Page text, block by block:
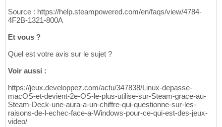
Source : https://help.steampowered.com/en/faqs/view/4784-
4F2B-1321-800A
Et vous ?
Quel est votre avis sur le sujet ?
Voir aussi :
https://jeux.developpez.com/actu/347838/Linux-depasse-
macOS-et-devient-2e-OS-le-plus-utilise-sur-Steam-grace-au-
Steam-Deck-une-aura-a-un-chiffre-qui-questionne-sur-les-
raisons-de-l-echec-face-a-Windows-pour-ce-qui-est-des-jeux-
video/